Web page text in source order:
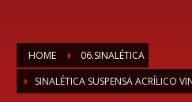
HOME
06.SINALÉTICA
SINALÉTICA SUSPENSA ACRÍLICO